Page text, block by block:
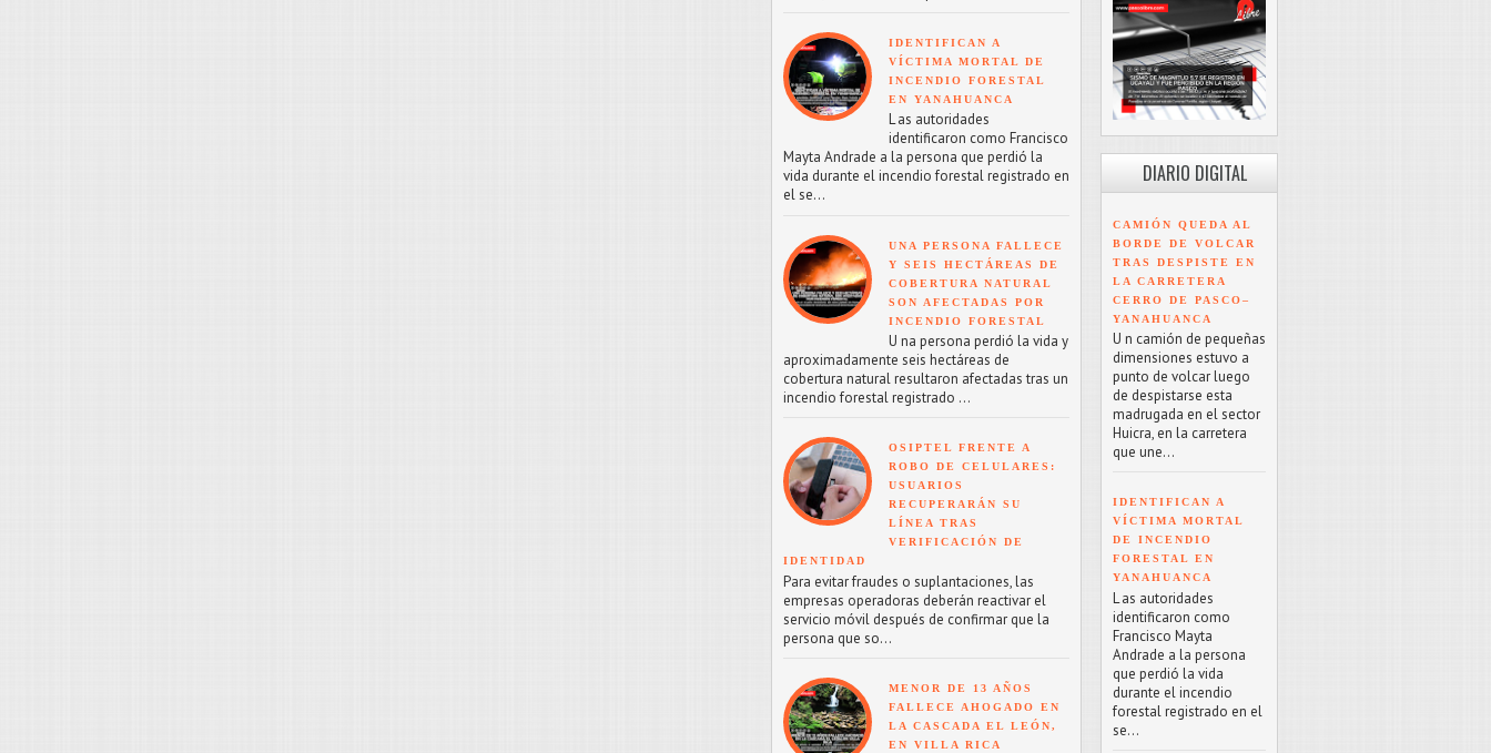
IDENTIFICAN A
VÍCTIMA MORTAL DE
INCENDIO FORESTAL
EN YANAHUANCA
L as autoridades
identificaron como Francisco
Mayta Andrade a la persona que perdió la
vida durante el incendio forestal registrado en
el se...
UNA PERSONA FALLECE
Y SEIS HECTÁREAS DE
COBERTURA NATURAL
SON AFECTADAS POR
INCENDIO FORESTAL
U na persona perdió la vida y
aproximadamente seis hectáreas de
cobertura natural resultaron afectadas tras un
incendio forestal registrado ...
OSIPTEL FRENTE A
ROBO DE CELULARES:
USUARIOS
RECUPERARÁN SU
LÍNEA TRAS
VERIFICACIÓN DE
IDENTIDAD
Para evitar fraudes o suplantaciones, las
empresas operadoras deberán reactivar el
servicio móvil después de confirmar que la
persona que so...
MENOR DE 13 AÑOS
FALLECE AHOGADO EN
LA CASCADA EL LEÓN,
EN VILLA RICA
DIARIO DIGITAL
CAMIÓN QUEDA AL
BORDE DE VOLCAR
TRAS DESPISTE EN
LA CARRETERA
CERRO DE PASCO–
YANAHUANCA
U n camión de pequeñas
dimensiones estuvo a
punto de volcar luego
de despistarse esta
madrugada en el sector
Huicra, en la carretera
que une...
IDENTIFICAN A
VÍCTIMA MORTAL
DE INCENDIO
FORESTAL EN
YANAHUANCA
L as autoridades
identificaron como
Francisco Mayta
Andrade a la persona
que perdió la vida
durante el incendio
forestal registrado en el
se...